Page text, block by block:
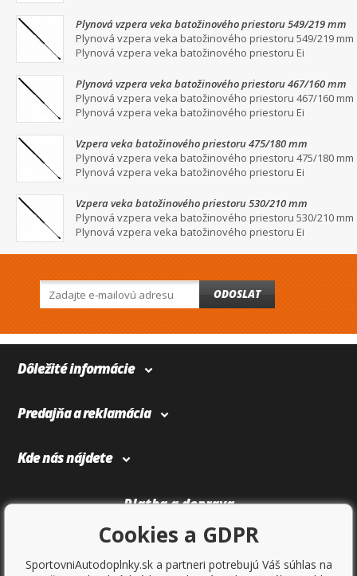
Plynová vzpera veka batožinového priestoru 549/219 mm
Plynová vzpera veka batožinového priestoru 549/219 mm
Plynová vzpera veka batožinového priestoru Ei
Plynová vzpera veka batožinového priestoru 467/160 mm
Plynová vzpera veka batožinového priestoru 467/160 mm
Plynová vzpera veka batožinového priestoru Ei
Vzpera veka batožinového priestoru 475/180 mm
Plynová vzpera veka batožinového priestoru 475/180 mm
Plynová vzpera veka batožinového priestoru Ei
Vzpera veka batožinového priestoru 530/210 mm
Plynová vzpera veka batožinového priestoru 530/210 mm
Plynová vzpera veka batožinového priestoru Ei
ODOSLAT
Dôležité informácie
Predajňa a reklamácia
Kde nás nájdete
Platba a doprava
Cookies a GDPR
SportovniAutodoplnky.sk a partneri potrebujú Váš súhlas na